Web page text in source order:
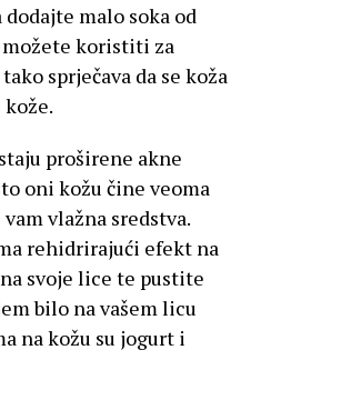
malo soka od
možete koristiti za
sprječava da se koža
proširene akne
oni kožu čine veoma
vlažna sredstva.
rehidrirajući efekt na
svoje lice te pustite
bilo na vašem licu
na kožu su jogurt i